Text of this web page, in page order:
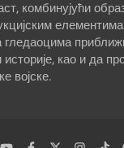
комбинујући
историје, као и да
војске.